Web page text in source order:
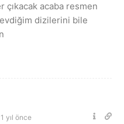
çıkacak acaba resmen
dizilerini bile
1 yıl önce